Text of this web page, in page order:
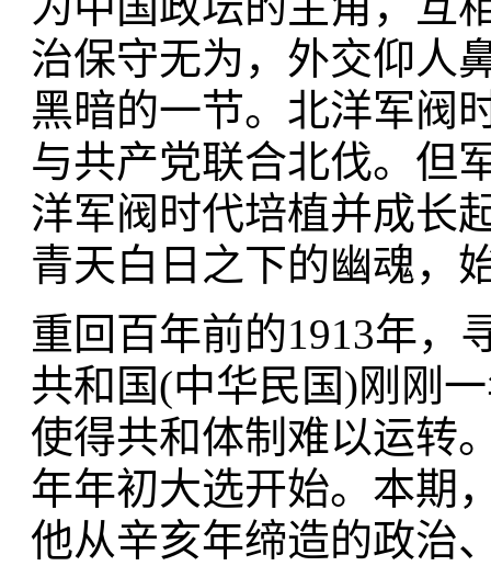
治保守无为，外交仰人
黑暗的一节。北洋军阀
与共产党联合北伐。但
洋军阀时代培植并成长
青天白日之下的幽魂，
重回百年前的1913年，
共和国(中华民国)刚刚
使得共和体制难以运转
年年初大选开始。本期
他从辛亥年缔造的政治